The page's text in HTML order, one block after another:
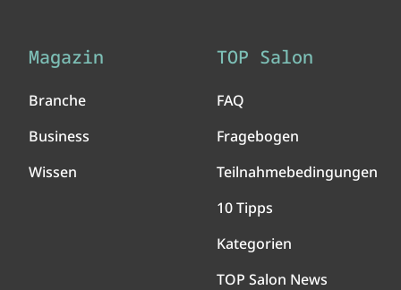
Magazin
Branche
Business
Wissen
TOP Salon
FAQ
Fragebogen
Teilnahmebedingungen
10 Tipps
Kategorien
TOP Salon News